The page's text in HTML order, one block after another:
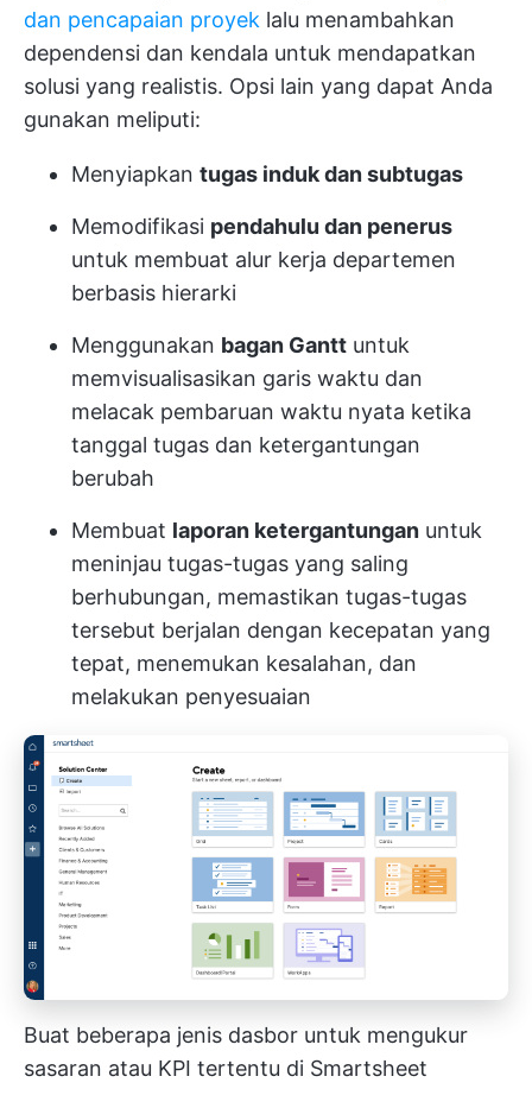
dan pencapaian proyek lalu menambahkan
dependensi dan kendala untuk mendapatkan
solusi yang realistis. Opsi lain yang dapat Anda
gunakan meliputi:
Menyiapkan tugas induk dan subtugas
Memodifikasi pendahulu dan penerus
untuk membuat alur kerja departemen
berbasis hierarki
Menggunakan bagan Gantt untuk
memvisualisasikan garis waktu dan
melacak pembaruan waktu nyata ketika
tanggal tugas dan ketergantungan
berubah
Membuat laporan ketergantungan untuk
meninjau tugas-tugas yang saling
berhubungan, memastikan tugas-tugas
tersebut berjalan dengan kecepatan yang
tepat, menemukan kesalahan, dan
melakukan penyesuaian
Buat beberapa jenis dasbor untuk mengukur
sasaran atau KPI tertentu di Smartsheet